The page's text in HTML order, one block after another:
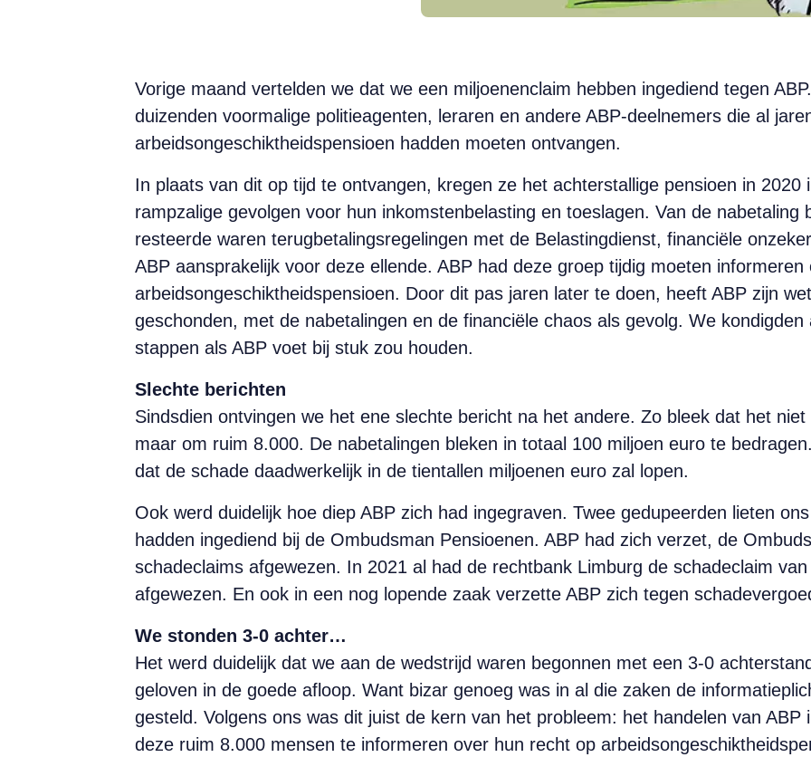
Vorige maand vertelden we dat we een miljoenenclaim hebben ingediend tegen
duizenden voormalige politieagenten, leraren en andere ABP-deelnemers die al
arbeidsongeschiktheidspensioen hadden moeten ontvangen.
In plaats van dit op tijd te ontvangen, kregen ze het achterstallige pensioen in 2020
rampzalige gevolgen voor hun inkomstenbelasting en toeslagen. Van de nabetaling
resteerde waren terugbetalingsregelingen met de Belastingdienst, financiële
ABP aansprakelijk voor deze ellende. ABP had deze groep tijdig moeten
arbeidsongeschiktheidspensioen. Door dit pas jaren later te doen, heeft ABP zijn
geschonden, met de nabetalingen en de financiële chaos als gevolg. We
stappen als ABP voet bij stuk zou houden.
Slechte berichten
Sindsdien ontvingen we het ene slechte bericht na het andere. Zo bleek dat het
maar om ruim 8.000. De nabetalingen bleken in totaal 100 miljoen euro te
dat de schade daadwerkelijk in de tientallen miljoenen euro zal lopen.
Ook werd duidelijk hoe diep ABP zich had ingegraven. Twee gedupeerden lieten
hadden ingediend bij de Ombudsman Pensioenen. ABP had zich verzet, de
schadeclaims afgewezen. In 2021 al had de rechtbank Limburg de schadeclaim
afgewezen. En ook in een nog lopende zaak verzette ABP zich tegen
We stonden 3-0 achter…
Het werd duidelijk dat we aan de wedstrijd waren begonnen met een 3-0
geloven in de goede afloop. Want bizar genoeg was in al die zaken de
gesteld. Volgens ons was dit juist de kern van het probleem: het handelen van
deze ruim 8.000 mensen te informeren over hun recht op